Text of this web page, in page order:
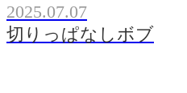
2025.07.07
切りっぱなしボブ